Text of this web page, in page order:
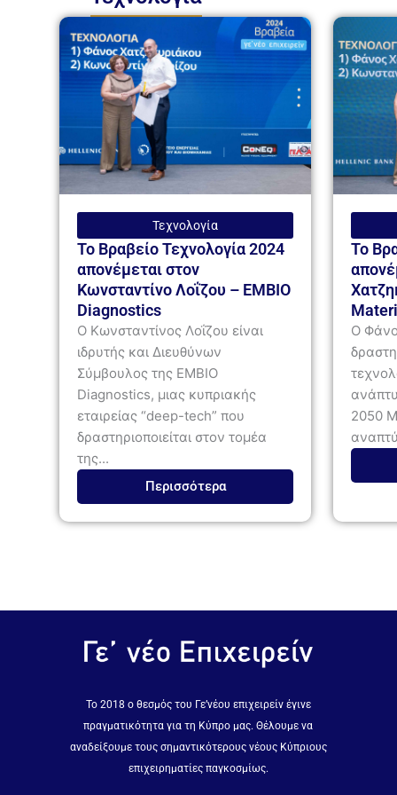
Τεχνολογία
Το Βραβείο Τεχνολογία 2024
απονέμεται στον
Κωνσταντίνο Λοΐζου – EMBIO
Diagnostics
Ο Κωνσταντίνος Λοΐζου είναι
ιδρυτής και Διευθύνων
Σύμβουλος της EMBIO
Diagnostics, μιας κυπριακής
εταιρείας “deep-tech” που
δραστηριοποιείται στον τομέα
της...
Περισσότερα
Το
Ο
2050
Το 2018 ο θεσμός του Γε’νέου επιχειρείν έγινε
πραγματικότητα για τη Κύπρο μας. Θέλουμε να
αναδείξουμε τους σημαντικότερους νέους Κύπριους
επιχειρηματίες παγκοσμίως.